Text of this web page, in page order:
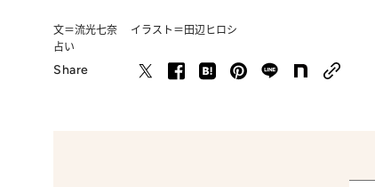
文＝流光七奈 イラスト＝田辺ヒロシ
占い
Share